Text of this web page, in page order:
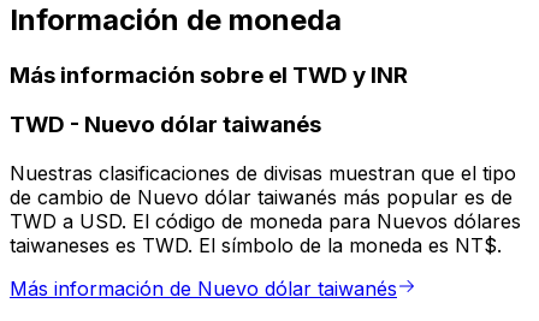
Información de moneda
Más información sobre el TWD y INR
TWD - Nuevo dólar taiwanés
Nuestras clasificaciones de divisas muestran que el tipo
de cambio de Nuevo dólar taiwanés más popular es de
TWD a USD. El código de moneda para Nuevos dólares
taiwaneses es TWD. El símbolo de la moneda es NT$.
Más información de Nuevo dólar taiwanés